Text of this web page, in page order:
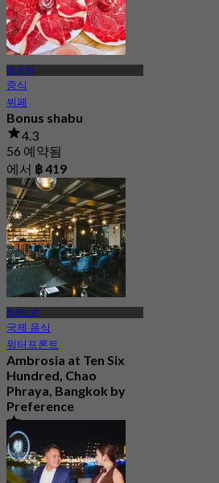
방 코 램
중식
뷔페
Bonus shabu
4.3
56 예약됨
에서 ฿ 419
차른나콘
국제 음식
워터프론트
Ambrosia at Ten Six
Hundred, Chao
Phraya, Bangkok by
Preference
4.8
606 예약됨
에서฿ 622.5